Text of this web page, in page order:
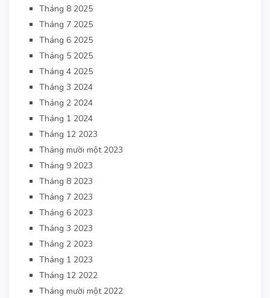
Tháng 8 2025
Tháng 7 2025
Tháng 6 2025
Tháng 5 2025
Tháng 4 2025
Tháng 3 2024
Tháng 2 2024
Tháng 1 2024
Tháng 12 2023
Tháng mười một 2023
Tháng 9 2023
Tháng 8 2023
Tháng 7 2023
Tháng 6 2023
Tháng 3 2023
Tháng 2 2023
Tháng 1 2023
Tháng 12 2022
Tháng mười một 2022